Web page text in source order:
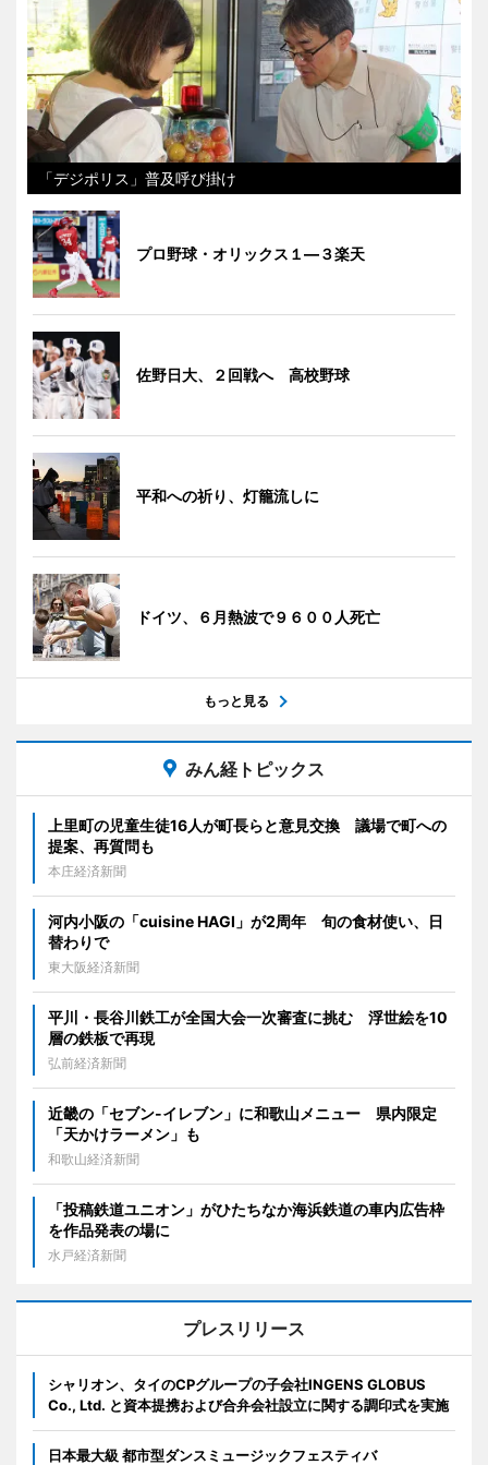
「デジポリス」普及呼び掛け
プロ野球・オリックス１―３楽天
佐野日大、２回戦へ 高校野球
平和への祈り、灯籠流しに
ドイツ、６月熱波で９６００人死亡
もっと見る
みん経トピックス
上里町の児童生徒16人が町長らと意見交換 議場で町への
提案、再質問も
本庄経済新聞
河内小阪の「cuisine HAGI」が2周年 旬の食材使い、日
替わりで
東大阪経済新聞
平川・長谷川鉄工が全国大会一次審査に挑む 浮世絵を10
層の鉄板で再現
弘前経済新聞
近畿の「セブン-イレブン」に和歌山メニュー 県内限定
「天かけラーメン」も
和歌山経済新聞
「投稿鉄道ユニオン」がひたちなか海浜鉄道の車内広告枠
を作品発表の場に
水戸経済新聞
プレスリリース
シャリオン、タイのCPグループの子会社INGENS GLOBUS
Co., Ltd. と資本提携および合弁会社設立に関する調印式を実施
日本最大級 都市型ダンスミュージックフェスティバ